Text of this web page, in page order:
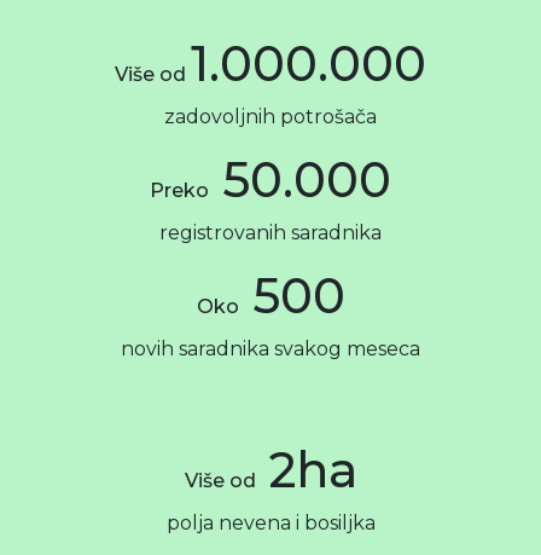
Više od 1.000.000
zadovoljnih potrošača
Preko 50.000
registrovanih saradnika
Oko 500
novih saradnika svakog meseca
Više od 2ha
polja nevena i bosiljka